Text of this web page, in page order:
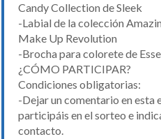
Candy Collection de Sleek
-Labial de la colección
Make Up Revolution
-Brocha para colorete de
¿CÓMO PARTICIPAR?
Condiciones obligatorias:
-Dejar un comentario en esta
participáis en el sorteo e
contacto.